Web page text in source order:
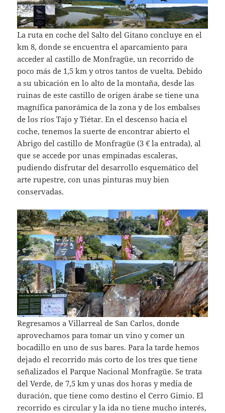
La ruta en coche del Salto del Gitano concluye en el
km 8, donde se encuentra el aparcamiento para
acceder al castillo de Monfragüe, un recorrido de
poco más de 1,5 km y otros tantos de vuelta. Debido
a su ubicación en lo alto de la montaña, desde las
ruinas de este castillo de origen árabe se tiene una
magnífica panorámica de la zona y de los embalses
de los ríos Tajo y Tiétar. En el descenso hacia el
coche, tenemos la suerte de encontrar abierto el
Abrigo del castillo de Monfragüe (3 € la entrada), al
que se accede por unas empinadas escaleras,
pudiendo disfrutar del desarrollo esquemático del
arte rupestre, con unas pinturas muy bien
conservadas.
Regresamos a Villarreal de San Carlos, donde
aprovechamos para tomar un vino y comer un
bocadillo en uno de sus bares. Para la tarde hemos
dejado el recorrido más corto de los tres que tiene
señalizados el Parque Nacional Monfragüe. Se trata
del Verde, de 7,5 km y unas dos horas y media de
duración, que tiene como destino el Cerro Gimio. El
recorrido es circular y la ida no tiene mucho interés,